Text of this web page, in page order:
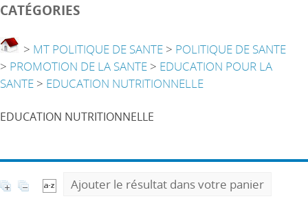
CATÉGORIES
> MT POLITIQUE DE SANTE > POLITIQUE DE SANTE
> PROMOTION DE LA SANTE > EDUCATION POUR LA
SANTE > EDUCATION NUTRITIONNELLE
EDUCATION NUTRITIONNELLE
Ajouter le résultat dans votre panier